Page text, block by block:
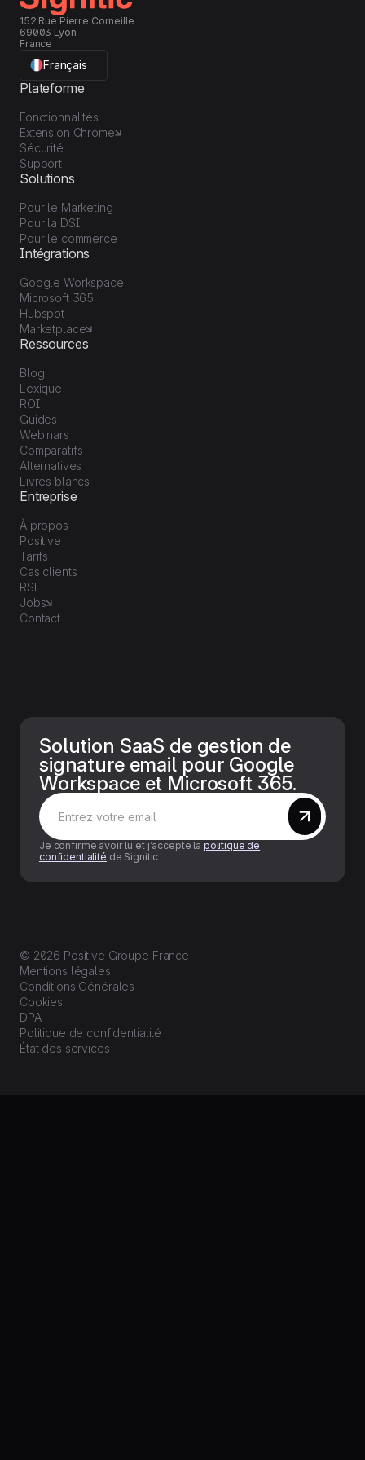
152 Rue Pierre Corneille
69003 Lyon
France
Français
Plateforme
Fonctionnalités
Extension Chrome
Sécurité
Support
Solutions
Pour le Marketing
Pour la DSI
Pour le commerce
Intégrations
Google Workspace
Microsoft 365
Hubspot
Marketplace
Ressources
Blog
Lexique
ROI
Guides
Webinars
Comparatifs
Alternatives
Livres blancs
Entreprise
À propos
Positive
Tarifs
Cas clients
RSE
Jobs
Contact
Solution SaaS de gestion de
signature email pour Google
Workspace et Microsoft 365.
Je confirme avoir lu et j’accepte la politique de
confidentialité de Signitic
© 2026 Positive Groupe France
Mentions légales
Conditions Générales
Cookies
DPA
Politique de confidentialité
État des services